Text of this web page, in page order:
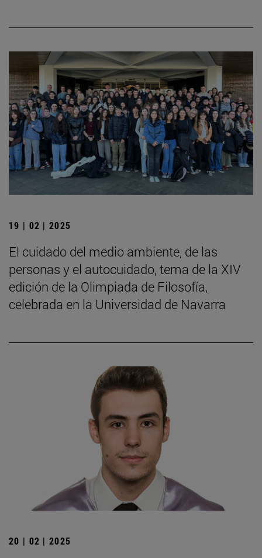
19 | 02 | 2025
El cuidado del medio ambiente, de las
personas y el autocuidado, tema de la XIV
edición de la Olimpiada de Filosofía,
celebrada en la Universidad de Navarra
20 | 02 | 2025